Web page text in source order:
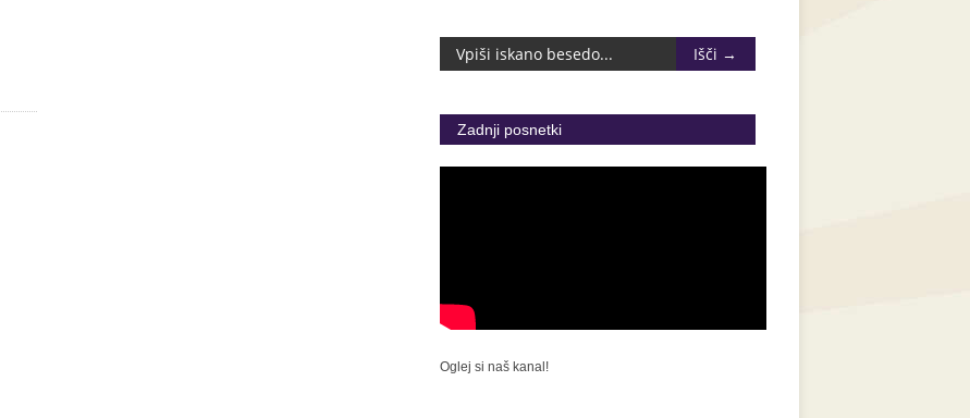
Zadnji posnetki
Oglej si naš kanal!